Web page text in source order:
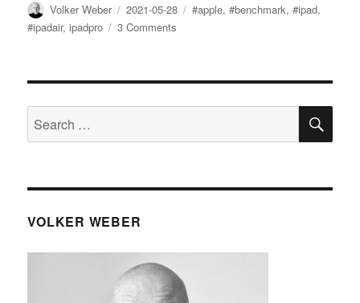
Author
Volker Weber
Posted
on
2021-05-28 Tags
#apple,#benchmark,#ipad,
#ipadair,ipadpro 3 Comments
::
schnell
schnell?
Search
for:
VOLKER WEBER